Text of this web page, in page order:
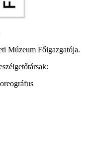
Múzeum Főigazgatója.